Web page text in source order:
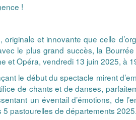
!
originale et innovante que celle
le plus grand succès, la
et Opéra, vendredi 13 juin 2025, à
le début du spectacle mirent
de chants et de danses,
un éventail d’émotions, de
5 pastourelles de départements 2025.